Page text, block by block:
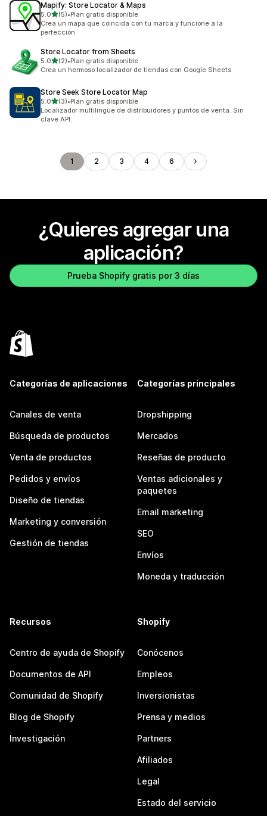
Mapify: Store Locator & Maps
5.0de 5 estrellas
(5)
5 reseñas en total
•Plan gratis disponible
Crea un mapa que coincida con tu marca y funcione a la
perfección
Store Locator from Sheets
5.0de 5 estrellas
(2)
2 reseñas en total
•Plan gratis disponible
Crea un hermoso localizador de tiendas con Google Sheets
Store Seek Store Locator Map
5.0de 5 estrellas
(3)
3 reseñas en total
•Plan gratis disponible
Localizador multilingüe de distribuidores y puntos de venta. Sin
clave API.
1 2 3 4 6
¿Quieres agregar una
aplicación?
Prueba Shopify gratis por 3 días
Categorías de aplicaciones
Canales de venta
Búsqueda de productos
Venta de productos
Pedidos y envíos
Diseño de tiendas
Marketing y conversión
Gestión de tiendas
Categorías principales
Dropshipping
Mercados
Reseñas de producto
Ventas adicionales y
paquetes
Email marketing
SEO
Envíos
Moneda y traducción
Recursos
Centro de ayuda de Shopify
Documentos de API
Comunidad de Shopify
Blog de Shopify
Investigación
Shopify
Conócenos
Empleos
Inversionistas
Prensa y medios
Partners
Afiliados
Legal
Estado del servicio